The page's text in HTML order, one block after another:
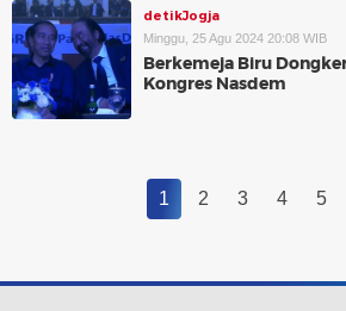
detikJogja
Minggu, 25 Agu 2024 20:08 WIB
Berkemeja Biru
Kongres Nasdem
1 2 3 4 5